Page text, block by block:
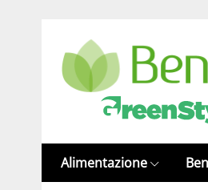
Alimentazione